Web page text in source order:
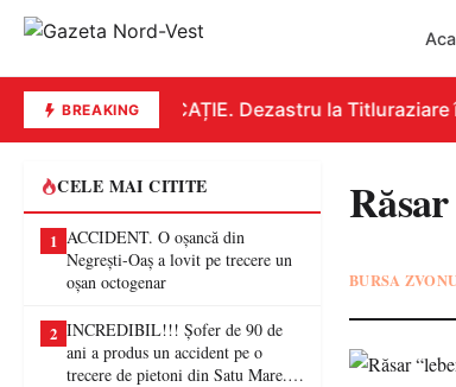
BREAKINGEDUCAȚIE. Dezastru la Titluraziare
CELE MAI CITITE
1 ACCIDENT. O oșancă din
Negrești-Oaș a lovit pe trecere un
oșan octogenar
2 INCREDIBIL!!! Șofer de 90 de
ani a produs un accident pe o
trecere de pietoni din Satu Mare. O
BURSA